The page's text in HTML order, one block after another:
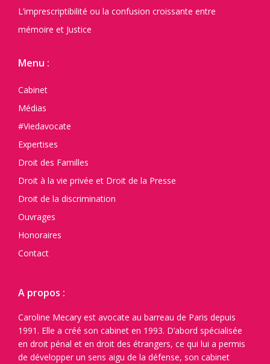
L’imprescriptibilité ou la confusion croissante entre
mémoire et Justice
Menu :
Cabinet
Médias
#Viedavocate
Expertises
Droit des Familles
Droit à la vie privée et Droit de la Presse
Droit de la discrimination
Ouvrages
Honoraires
Contact
A propos :
Caroline Mecary est avocate au barreau de Paris depuis
1991. Elle a créé son cabinet en 1993. D’abord spécialisée
en droit pénal et en droit des étrangers, ce qui lui a permis
de développer un sens aigu de la défense, son cabinet